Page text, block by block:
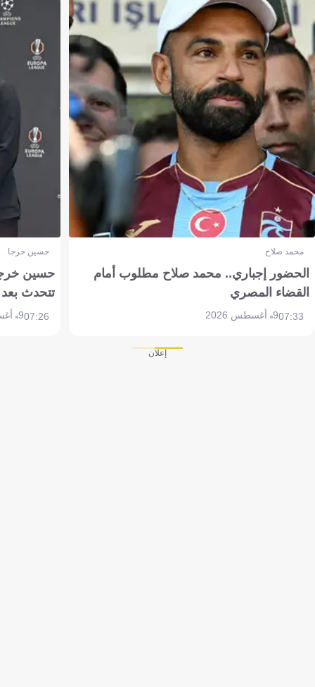
محمد صلاح
الحضور إجباري.. محمد صلاح مطلوب أمام
القضاء المصري
07:339 أغسطس 2026
حسين خرجا
حسين
تتحدث
07:269 أغسطس 2026
إعلان